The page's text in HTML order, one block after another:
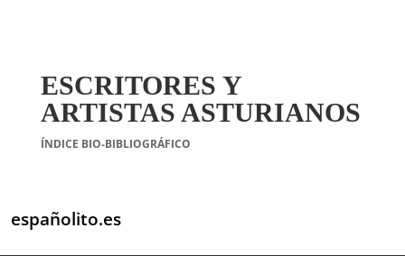
ESCRITORES Y
ARTISTAS ASTURIANOS
ÍNDICE BIO-BIBLIOGRÁFICO
españolito.es